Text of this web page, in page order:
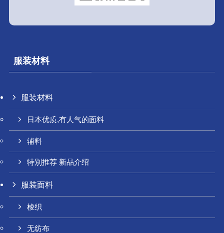
服装材料
服装材料
日本优质,有人气的面料
辅料
特別推荐 新品介绍
服装面料
梭织
无纺布